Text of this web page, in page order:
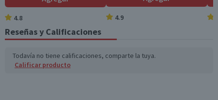
4.8 4.9
Reseñas y Calificaciones
Todavía no tiene calificaciones, comparte la tuya.
Calificar producto